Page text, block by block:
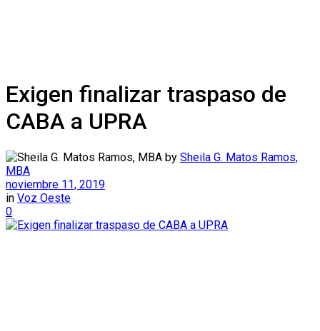
Exigen finalizar traspaso de
CABA a UPRA
by Sheila G. Matos Ramos,
MBA
noviembre 11, 2019
in Voz Oeste
0